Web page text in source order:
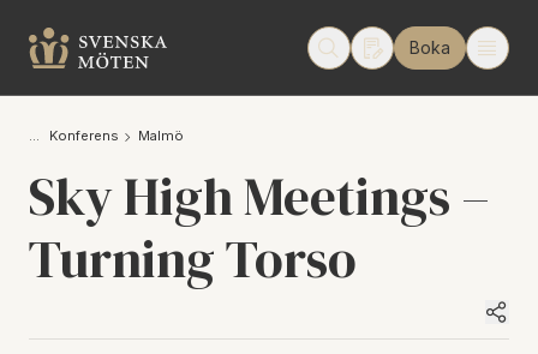
Boka
Konferens Malmö
Sky High Meetings –
Turning Torso